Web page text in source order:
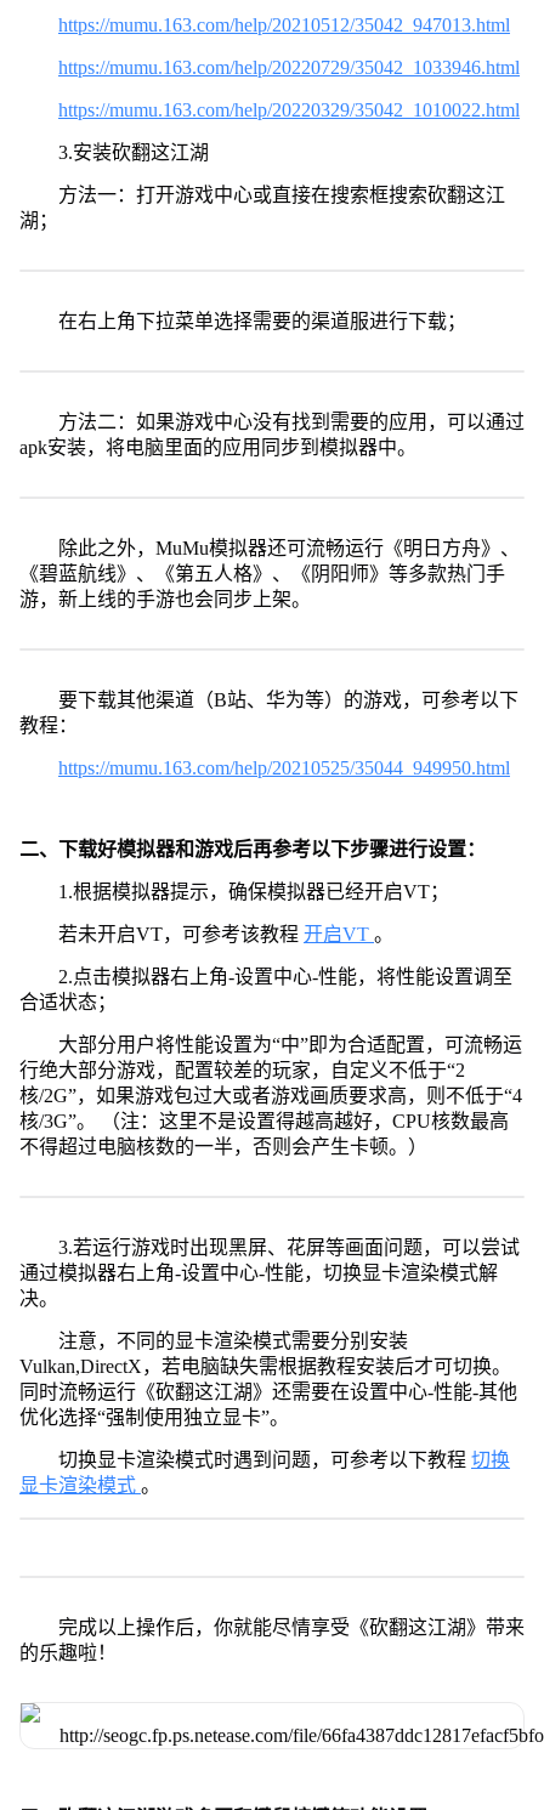
https://mumu.163.com/help/20210512/35042_947013.html
https://mumu.163.com/help/20220729/35042_1033946.html
https://mumu.163.com/help/20220329/35042_1010022.html
3.安装砍翻这江湖
方法一：打开游戏中心或直接在搜索框搜索砍翻这江
湖；
在右上角下拉菜单选择需要的渠道服进行下载；
方法二：如果游戏中心没有找到需要的应用，可以通过
apk安装，将电脑里面的应用同步到模拟器中。
除此之外，MuMu模拟器还可流畅运行《明日方舟》、
《碧蓝航线》、《第五人格》、《阴阳师》等多款热门手
游，新上线的手游也会同步上架。
要下载其他渠道（B站、华为等）的游戏，可参考以下
教程：
https://mumu.163.com/help/20210525/35044_949950.html
二、下载好模拟器和游戏后再参考以下步骤进行设置：
1.根据模拟器提示，确保模拟器已经开启VT；
若未开启VT，可参考该教程 开启VT 。
2.点击模拟器右上角-设置中心-性能，将性能设置调至
合适状态；
大部分用户将性能设置为“中”即为合适配置，可流畅运
行绝大部分游戏，配置较差的玩家，自定义不低于“2
核/2G”，如果游戏包过大或者游戏画质要求高，则不低于“4
核/3G”。 （注：这里不是设置得越高越好，CPU核数最高
不得超过电脑核数的一半，否则会产生卡顿。）
3.若运行游戏时出现黑屏、花屏等画面问题，可以尝试
通过模拟器右上角-设置中心-性能，切换显卡渲染模式解
决。
注意，不同的显卡渲染模式需要分别安装
Vulkan,DirectX，若电脑缺失需根据教程安装后才可切换。
同时流畅运行《砍翻这江湖》还需要在设置中心-性能-其他
优化选择“强制使用独立显卡”。
切换显卡渲染模式时遇到问题，可参考以下教程 切换
显卡渲染模式 。
完成以上操作后，你就能尽情享受《砍翻这江湖》带来
的乐趣啦！